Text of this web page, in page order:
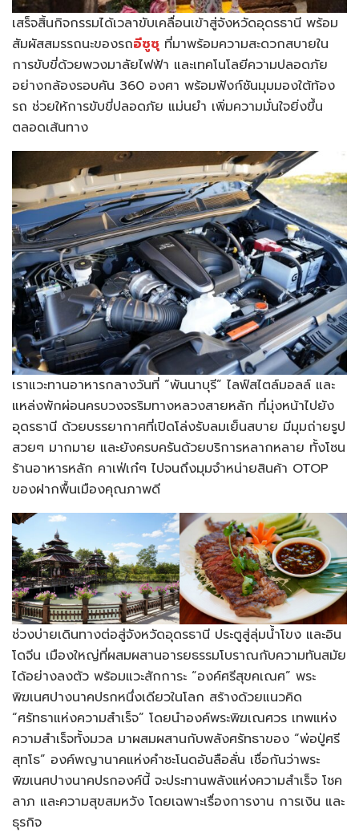
เสร็จสิ้นกิจกรรมได้เวลาขับเคลื่อนเข้าสู่จังหวัดอุดรธานี พร้อม
สัมผัสสมรรถนะของรถอีซูซุ ที่มาพร้อมความสะดวกสบายใน
การขับขี่ด้วยพวงมาลัยไฟฟ้า และเทคโนโลยีความปลอดภัย
อย่างกล้องรอบคัน 360 องศา พร้อมฟังก์ชันมุมมองใต้ท้อง
รถ ช่วยให้การขับขี่ปลอดภัย แม่นยำ เพิ่มความมั่นใจยิ่งขึ้น
ตลอดเส้นทาง
เราแวะทานอาหารกลางวันที่ “พันนาบุรี” ไลฟ์สไตล์มอลล์ และ
แหล่งพักผ่อนครบวงจรริมทางหลวงสายหลัก ที่มุ่งหน้าไปยัง
อุดรธานี ด้วยบรรยากาศที่เปิดโล่งรับลมเย็นสบาย มีมุมถ่ายรูป
สวยๆ มากมาย และยังครบครันด้วยบริการหลากหลาย ทั้งโซน
ร้านอาหารหลัก คาเฟ่เก๋ๆ ไปจนถึงมุมจำหน่ายสินค้า OTOP
ของฝากพื้นเมืองคุณภาพดี
ช่วงบ่ายเดินทางต่อสู่จังหวัดอุดรธานี ประตูสู่ลุ่มน้ำโขง และอิน
โดจีน เมืองใหญ่ที่ผสมผสานอารยธรรมโบราณกับความทันสมัย
ได้อย่างลงตัว พร้อมแวะสักการะ “องค์ศรีสุขคเณศ” พระ
พิฆเนศปางนาคปรกหนึ่งเดียวในโลก สร้างด้วยแนวคิด
“ศรัทธาแห่งความสำเร็จ” โดยนำองค์พระพิฆเณศวร เทพแห่ง
ความสำเร็จทั้งมวล มาผสมผสานกับพลังศรัทธาของ “พ่อปู่ศรี
สุทโธ” องค์พญานาคแห่งคำชะโนดอันลือลั่น เชื่อกันว่าพระ
พิฆเนศปางนาคปรกองค์นี้ จะประทานพลังแห่งความสำเร็จ โชค
ลาภ และความสุขสมหวัง โดยเฉพาะเรื่องการงาน การเงิน และ
ธุรกิจ